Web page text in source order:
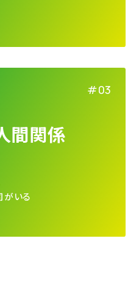
間関係
がいる